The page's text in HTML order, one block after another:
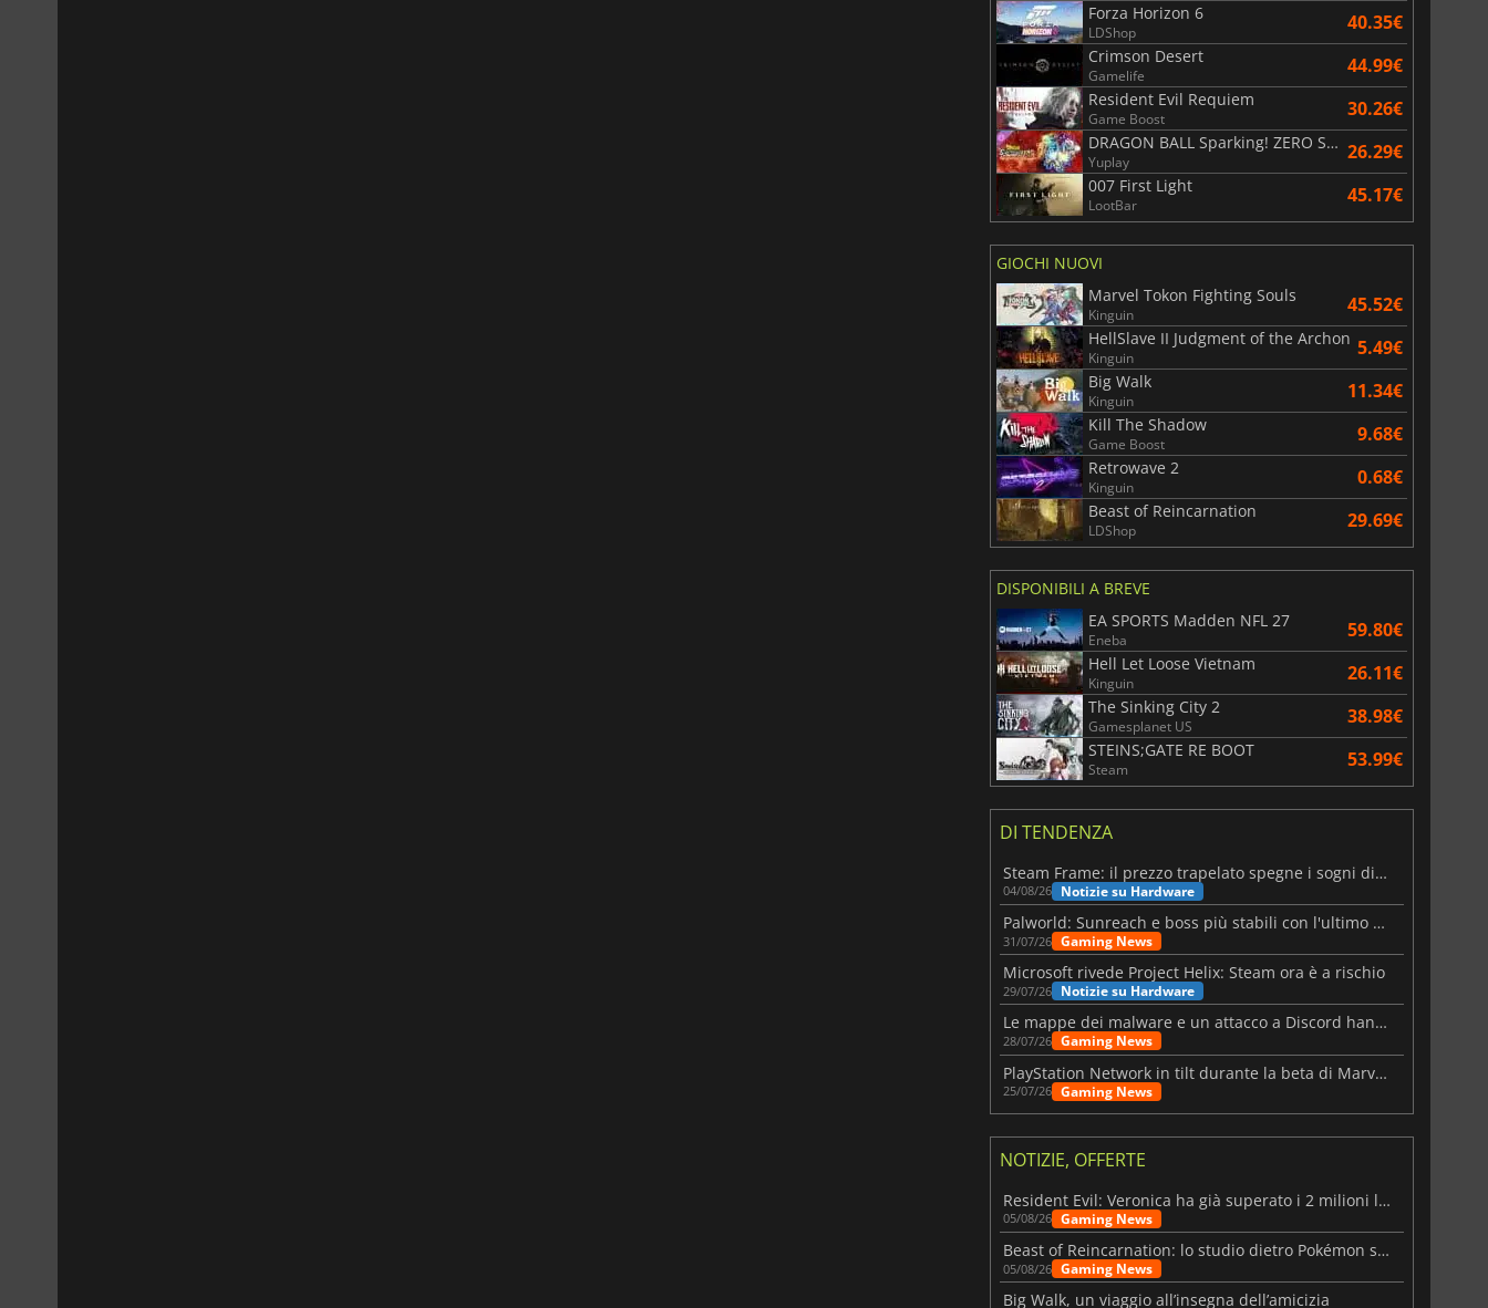
Forza Horizon 6
LDShop 40.35€
Crimson Desert
Gamelife 44.99€
Resident Evil Requiem
Game Boost 30.26€
DRAGON BALL Sparking! ZERO Super Limit Breaking NEO
Yuplay 26.29€
007 First Light
LootBar 45.17€
GIOCHI NUOVI
Marvel Tokon Fighting Souls
Kinguin 45.52€
HellSlave II Judgment of the Archon
Kinguin 5.49€
Big Walk
Kinguin 11.34€
Kill The Shadow
Game Boost 9.68€
Retrowave 2
Kinguin 0.68€
Beast of Reincarnation
LDShop 29.69€
DISPONIBILI A BREVE
EA SPORTS Madden NFL 27
Eneba 59.80€
Hell Let Loose Vietnam
Kinguin 26.11€
The Sinking City 2
Gamesplanet US 38.98€
STEINS;GATE RE BOOT
Steam 53.99€
DI TENDENZA
Steam Frame: il prezzo trapelato spegne i sogni di un VR economico
04/08/26 Notizie su Hardware
Palworld: Sunreach e boss più stabili con l'ultimo update
31/07/26 Gaming News
Microsoft rivede Project Helix: Steam ora è a rischio
29/07/26 Notizie su Hardware
Le mappe dei malware e un attacco a Discord hanno colpito Meccha Chameleon
28/07/26 Gaming News
PlayStation Network in tilt durante la beta di Marvel Tōkon
25/07/26 Gaming News
NOTIZIE, OFFERTE
Resident Evil: Veronica ha già superato i 2 milioni liste dei desideri
05/08/26 Gaming News
Beast of Reincarnation: lo studio dietro Pokémon su una nuova strada
05/08/26 Gaming News
Big Walk, un viaggio all’insegna dell’amicizia